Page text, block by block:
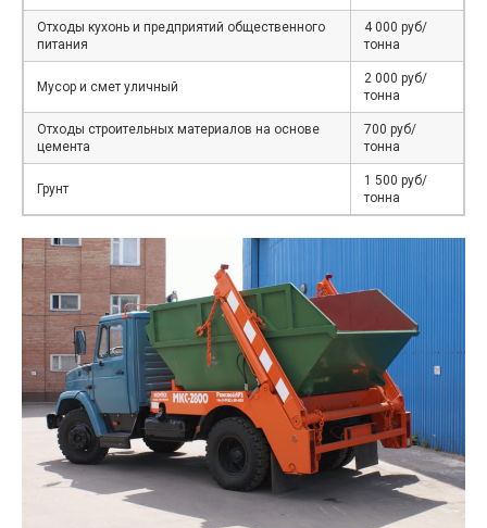
Отходы кухонь и предприятий общественного
питания
4 000 руб/
тонна
Мусор и смет уличный
2 000 руб/
тонна
Отходы строительных материалов на основе
цемента
700 руб/
тонна
Грунт
1 500 руб/
тонна